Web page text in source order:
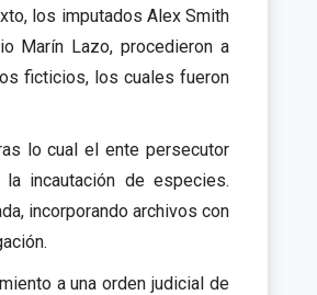
los imputados Alex Smith
Marín Lazo, procedieron a
ficticios, los cuales fueron
lo cual el ente persecutor
incautación de especies.
incorporando archivos con
a una orden judicial de